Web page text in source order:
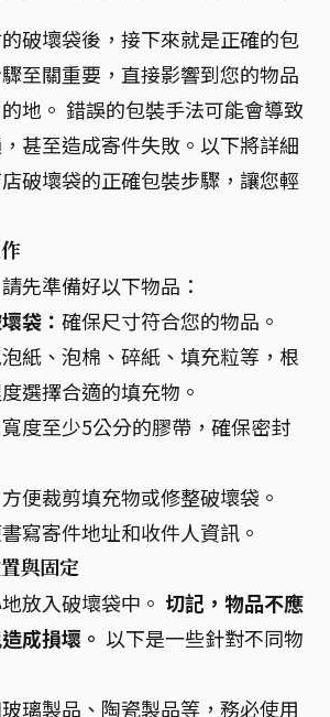
破壞袋後，接下來就是正確的包
至關重要，直接影響到您的物品
地。 錯誤的包裝手法可能會導致
甚至造成寄件失敗。以下將詳細
破壞袋的正確包裝步驟，讓您輕
先準備好以下物品：
袋： 確保尺寸符合您的物品。
紙、泡棉、碎紙、填充粒等，根
選擇合適的填充物。
度至少5公分的膠帶，確保密封
方便裁剪填充物或修整破壞袋。
寫寄件地址和收件人資訊。
與固定
放入破壞袋中。 切記，物品不應
成損壞。 以下是一些針對不同物
璃製品、陶瓷製品等，務必使用